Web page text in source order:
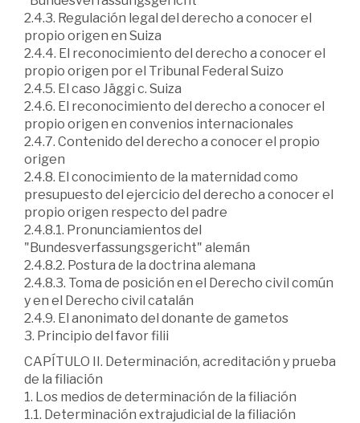
2.4.3. Regulación legal del derecho a conocer el
propio origen en Suiza
2.4.4. El reconocimiento del derecho a conocer el
propio origen por el Tribunal Federal Suizo
2.4.5. El caso Jäggi c. Suiza
2.4.6. El reconocimiento del derecho a conocer el
propio origen en convenios internacionales
2.4.7. Contenido del derecho a conocer el propio
origen
2.4.8. El conocimiento de la maternidad como
presupuesto del ejercicio del derecho a conocer el
propio origen respecto del padre
2.4.8.1. Pronunciamientos del
"Bundesverfassungsgericht" alemán
2.4.8.2. Postura de la doctrina alemana
2.4.8.3. Toma de posición en el Derecho civil común
y en el Derecho civil catalán
2.4.9. El anonimato del donante de gametos
3. Principio del favor filii
CAPÍTULO II. Determinación, acreditación y prueba
de la filiación
1. Los medios de determinación de la filiación
1.1. Determinación extrajudicial de la filiación